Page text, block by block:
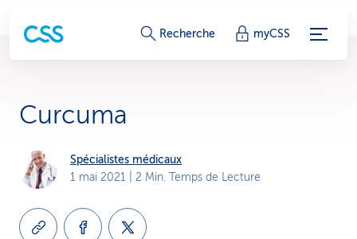
L
s
e
Recherche myCSS
Curcuma
Spécialistes médicaux
1 mai 2021 | 2 Min. Temps de Lecture